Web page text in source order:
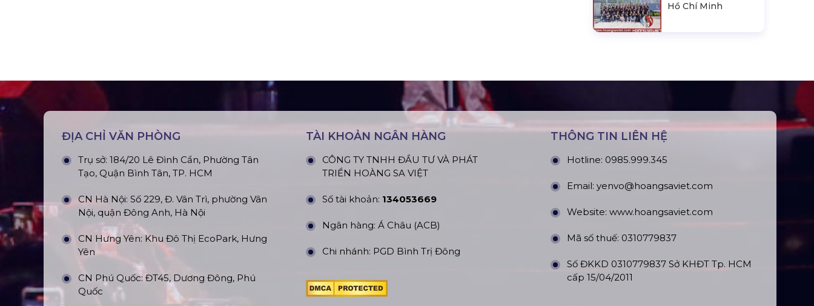
Hồ Chí Minh
ĐỊA CHỈ VĂN PHÒNG
Trụ sở: 184/20 Lê Đình Cẩn, Phường Tân
Tạo, Quận Bình Tân, TP. HCM
CN Hà Nội: Số 229, Đ. Vân Trì, phường Vân
Nội, quận Đông Anh, Hà Nội
CN Hưng Yên: Khu Đô Thị EcoPark, Hưng
Yên
CN Phú Quốc: ĐT45, Dương Đông, Phú
Quốc
TÀI KHOẢN NGÂN HÀNG
CÔNG TY TNHH ĐẦU TƯ VÀ PHÁT
TRIỂN HOÀNG SA VIỆT
Số tài khoản: 134053669
Ngân hàng: Á Châu (ACB)
Chi nhánh: PGD Bình Trị Đông
THÔNG TIN LIÊN HỆ
Hotline: 0985.999.345
Email: yenvo@hoangsaviet.com
Website: www.hoangsaviet.com
Mã số thuế: 0310779837
Số ĐKKD 0310779837 Sở KHĐT Tp. HCM
cấp 15/04/2011